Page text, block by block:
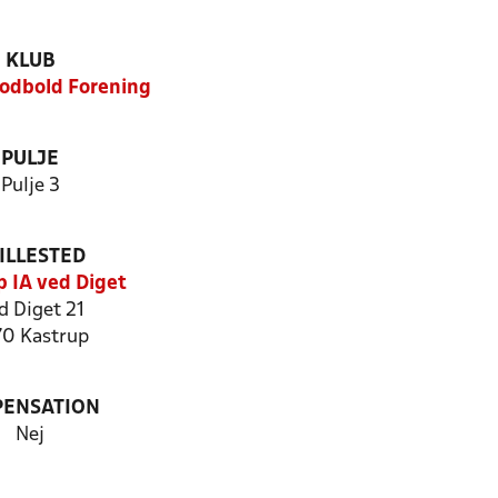
KLUB
Forening
PULJE
Pulje 3
IA ved Diget
Diget 21
Kastrup
Nej